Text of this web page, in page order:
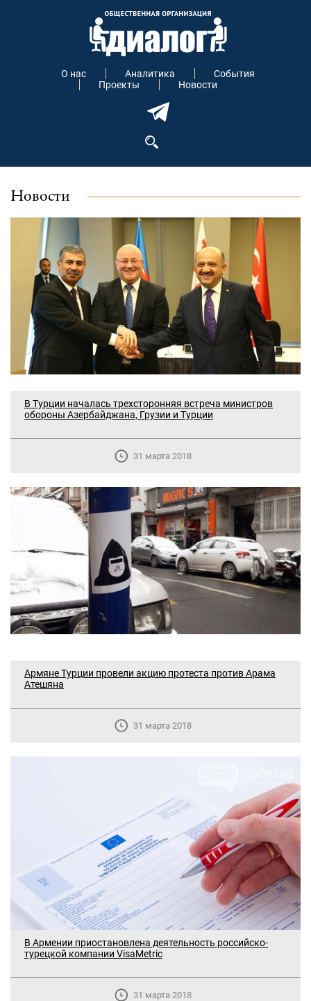
О нас Аналитика
События
Проекты
Новости
Новости
В Турции началась трехсторонняя встреча министров
обороны Азербайджана, Грузии и Турции
31 марта 2018
Aрмяне Турции провели акцию протеста против Арама
Атешяна
31 марта 2018
В Армении приостановлена деятельность российско-
турецкой компании VisaMetric
31 марта 2018